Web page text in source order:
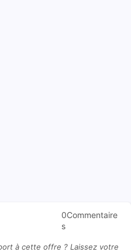
0Commentaire
s
à cette offre ? Laissez votre